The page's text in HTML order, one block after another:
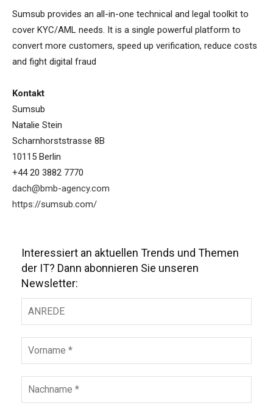
Sumsub provides an all-in-one technical and legal toolkit to
cover KYC/AML needs. It is a single powerful platform to
convert more customers, speed up verification, reduce costs
and fight digital fraud
Kontakt
Sumsub
Natalie Stein
Scharnhorststrasse 8B
10115 Berlin
+44 20 3882 7770
dach@bmb-agency.com
https://sumsub.com/
Interessiert an aktuellen Trends und Themen
der IT? Dann abonnieren Sie unseren
Newsletter: